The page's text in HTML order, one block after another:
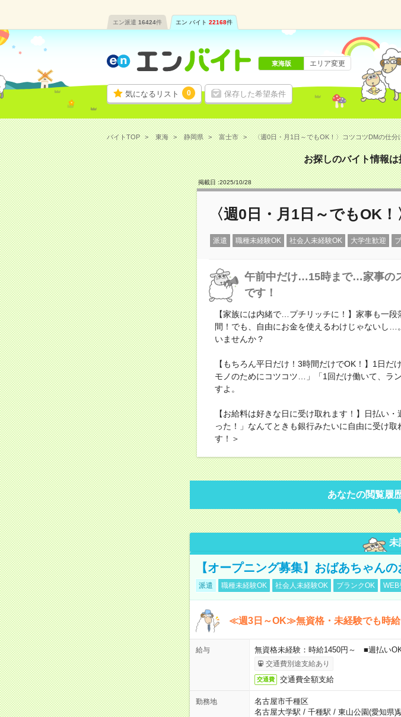
エン派遣 16424件 エン バイト 22168件
気になるリスト 0 保存した希望条件
東海版 エリア変更
バイトTOP 東海 静岡県 富士市 〈週0日・月1日～でもOK！〉コツコツDMの仕分
お探しのバイト情報
掲載日 :2025/10/28
〈週0日・月1日～でもOK
派遣 職種未経験OK 社会人未経験OK 大学生歓迎
午前中だけ…15時まで…家事の
です！
【家族には内緒で…プチリッチに！】家事も一
間！でも、自由にお金を使えるわけじゃないし…
いませんか？
【もちろん平日だけ！3時間だけでOK！】1日
モノのためにコツコツ…」「1回だけ働いて、ラ
すよ。
【お給料は好きな日に受け取れます！】日払い
った！」なんてときも銀行みたいに自由に受け
す！＞
あなたの閲覧履
未
【オープニング募集】おばあちゃん
派遣 職種未経験OK 社会人未経験OK ブランクOK WEB
≪週3日～OK≫無資格・未経験でも時給
給与 無資格未経験：時給1450円～ ■週払い
交通費別途支給あり
交通費 交通費全額支給
勤務地
名古屋市千種区
名古屋大学駅 / 千種駅 / 東山公園(愛知県)